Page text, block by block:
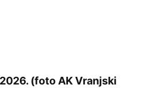
(foto AK Vranjski